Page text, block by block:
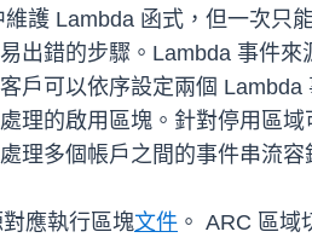
護 Lambda 函式，但一次
出錯的步驟。Lambda 事件
戶可以依序設定兩個 Lambda
理的啟用區塊。針對停用區
理多個帳戶之間的事件串流容
應執行區塊文件 。 ARC 區